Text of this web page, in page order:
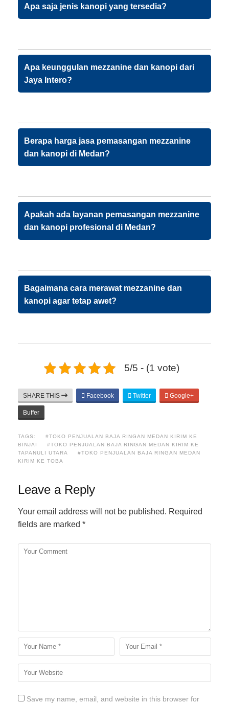
Apa saja jenis kanopi yang tersedia?
Apa keunggulan mezzanine dan kanopi dari
Jaya Intero?
Berapa harga jasa pemasangan mezzanine
dan kanopi di Medan?
Apakah ada layanan pemasangan mezzanine
dan kanopi profesional di Medan?
Bagaimana cara merawat mezzanine dan
kanopi agar tetap awet?
5/5 - (1 vote)
SHARE THIS Facebook Twitter Google+
Buffer
TAGS:
#TOKO PENJUALAN BAJA RINGAN MEDAN KIRIM KE
BINJAI
#TOKO PENJUALAN BAJA RINGAN MEDAN KIRIM KE
TAPANULI UTARA
#TOKO PENJUALAN BAJA RINGAN MEDAN
KIRIM KE TOBA
Leave a Reply
Your email address will not be published. Required
fields are marked *
Save my name, email, and website in this browser for